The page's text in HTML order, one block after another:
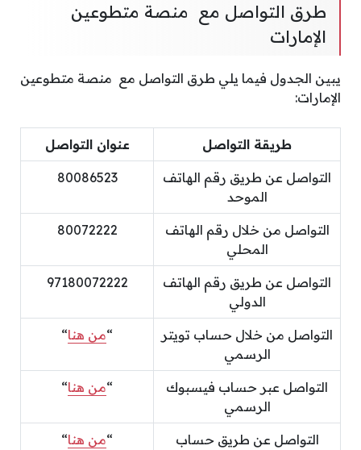
طرق التواصل مع منصة متطوعين
الإمارات
يبين الجدول فيما يلي طرق التواصل مع منصة متطوعين
الإمارات:
طريقة التواصل عنوان التواصل
التواصل عن طريق رقم الهاتف
الموحد
80086523
التواصل من خلال رقم الهاتف
المحلي
80072222
التواصل عن طريق رقم الهاتف
الدولي
97180072222
التواصل من خلال حساب تويتر
الرسمي
“من هنا“
التواصل عبر حساب فيسبوك
الرسمي
“من هنا“
التواصل عن طريق حساب
“من هنا“